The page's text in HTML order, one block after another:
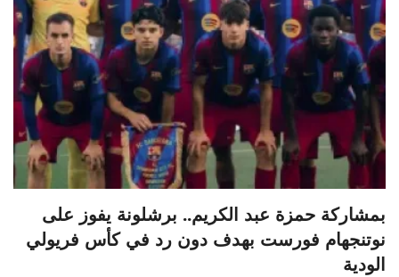
بمشاركة حمزة عبد الكريم.. برشلونة يفوز على
نوتنجهام فورست بهدف دون رد في كأس فريولي
الودية